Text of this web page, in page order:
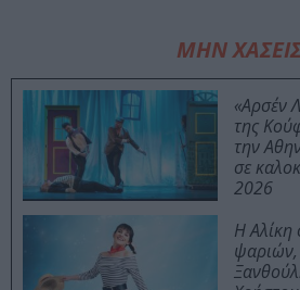
ΜΗΝ
«Αρσέν
της
την
σε
2026
Η
ψαριών,